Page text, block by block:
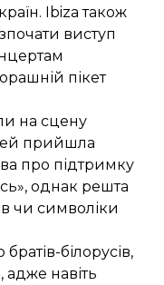
Ibiza також
виступ
пікет
на сцену
прийшла
про підтримку
однак решта
чи символіки
білорусів,
адже навіть